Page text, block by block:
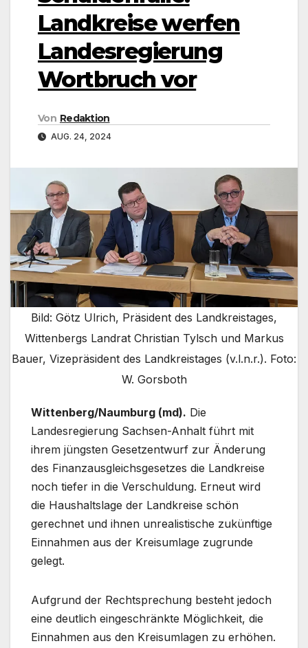
Landkreise werfen
Landesregierung
Wortbruch vor
Von Redaktion
AUG. 24, 2024
Bild: Götz Ulrich, Präsident des Landkreistages,
Wittenbergs Landrat Christian Tylsch und Markus
Bauer, Vizepräsident des Landkreistages (v.l.n.r.). Foto:
W. Gorsboth
Wittenberg/Naumburg (md). Die
Landesregierung Sachsen-Anhalt führt mit
ihrem jüngsten Gesetzentwurf zur Änderung
des Finanzausgleichsgesetzes die Landkreise
noch tiefer in die Verschuldung. Erneut wird
die Haushaltslage der Landkreise schön
gerechnet und ihnen unrealistische zukünftige
Einnahmen aus der Kreisumlage zugrunde
gelegt.
Aufgrund der Rechtsprechung besteht jedoch
eine deutlich eingeschränkte Möglichkeit, die
Einnahmen aus den Kreisumlagen zu erhöhen.